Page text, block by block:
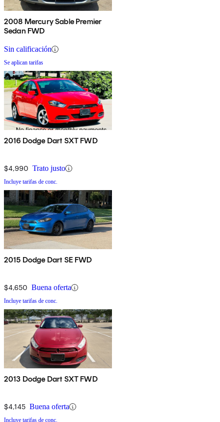
2008 Mercury Sable Premier
Sedan FWD
Sin calificación
Se aplican tarifas
2016 Dodge Dart SXT FWD
$4,990 Trato justo
Incluye tarifas de conc.
2015 Dodge Dart SE FWD
$4,650 Buena oferta
Incluye tarifas de conc.
2013 Dodge Dart SXT FWD
$4,145 Buena oferta
Incluye tarifas de conc.